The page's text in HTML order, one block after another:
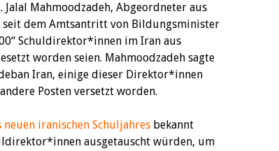
Mahmoodzadeh, Abgeordneter aus
seit dem Amtsantritt von Bildungsminister
Schuldirektor*innen im Iran aus
worden seien. Mahmoodzadeh sagte
Iran, einige dieser Direktor*innen
Posten versetzt worden.
neuen iranischen Schuljahres bekannt
ausgetauscht würden, um